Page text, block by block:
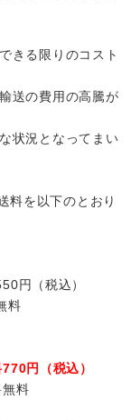
きる限りのコスト
送の費用の高騰が
状況となってまい
料を以下のとおり
円（税込）
料
円（税込）
料